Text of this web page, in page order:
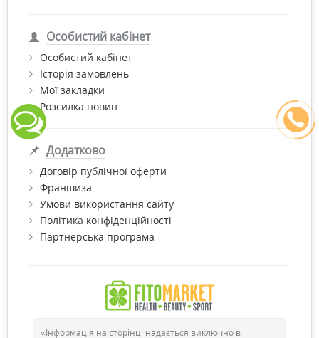
Особистий кабінет
Особистий кабінет
Історія замовлень
Мої закладки
Розсилка новин
Додатково
Договір публічної оферти
Франшиза
Умови використання сайту
Політика конфіденційності
Партнерська програма
«Інформація на сторінці надається виключно в